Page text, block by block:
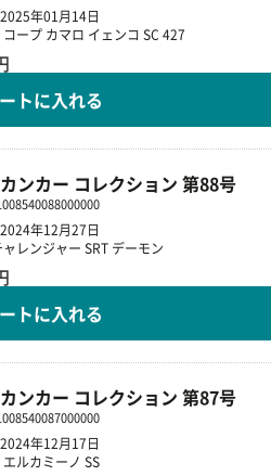
年01月14日
ープ カマロ イェンコ SC 427
トに入れる
ンカー コレクション 第88号
年12月27日
レンジャー SRT デーモン
トに入れる
ンカー コレクション 第87号
年12月17日
ルカミーノ SS